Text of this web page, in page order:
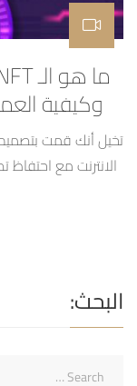
وكيفية
تخيل أنك قمت
الانترنت مع
البحث: